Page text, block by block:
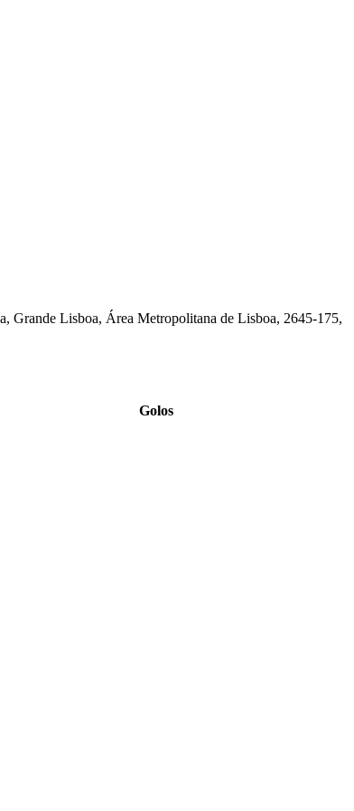
Grande Lisboa, Área Metropolitana de Lisboa, 2645-175,
Golos